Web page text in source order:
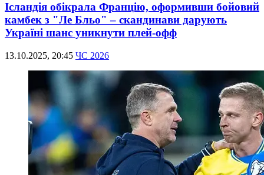
Ісландія обікрала Францію, оформивши бойовий
камбек з "Ле Бльо" – скандинави дарують
Україні шанс уникнути плей-офф
13.10.2025, 20:45 ЧС 2026